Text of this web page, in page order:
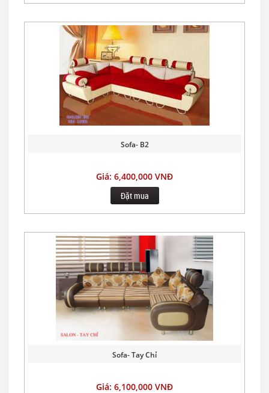
Sofa- B2
Giá: 6,400,000 VNĐ
Đặt mua
Sofa- Tay Chỉ
Giá: 6,100,000 VNĐ